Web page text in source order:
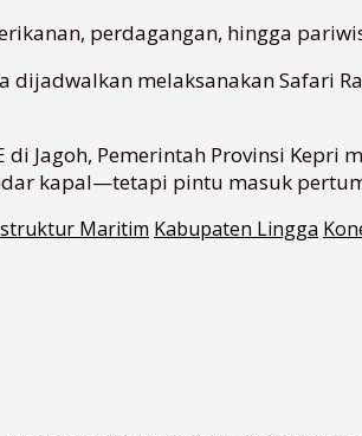
perdagangan, hingga
dijadwalkan melaksanakan Safari
di Jagoh, Pemerintah Provinsi
kapal—tetapi pintu masuk
Maritim Kabupaten Lingga